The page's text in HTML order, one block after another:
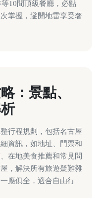
10間頂級餐廳，必點
掌握，避開地雷享受奢
：景點、
行程規劃，包括名古屋
資訊，如地址、門票和
在地美食推薦和常見問
，解決所有旅遊疑難雜
應俱全，適合自由行